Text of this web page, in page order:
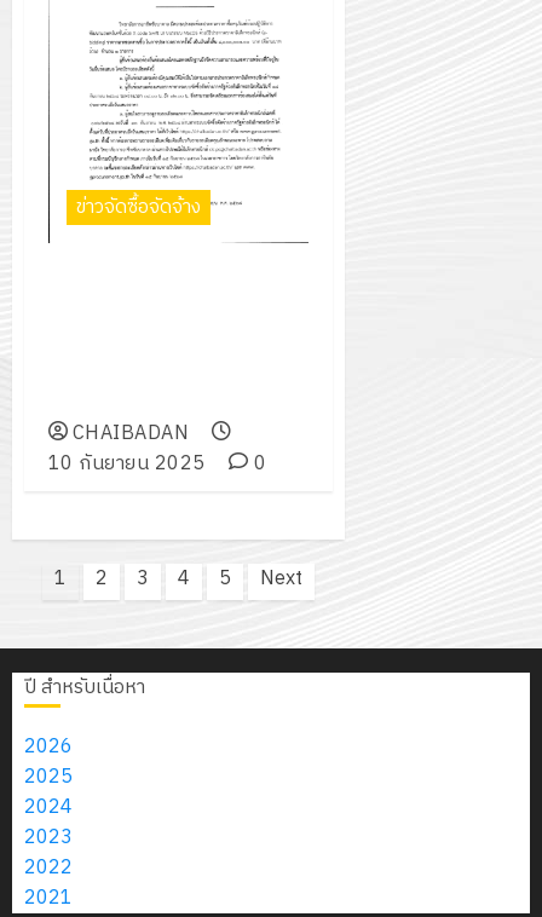
ข่าวจัดซื้อจัดจ้าง
CHAIBADAN
10 กันยายน 2025
0
Posts
pagination
1 2 3 4 5 Next
ปี สำหรับเนื่อหา
2026
2025
2024
2023
2022
2021